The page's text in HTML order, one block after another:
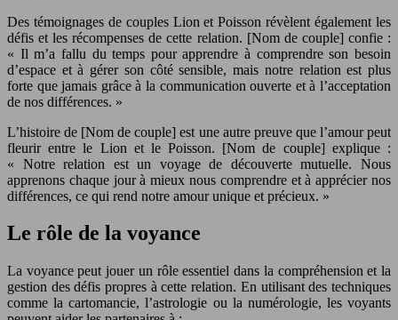
Des témoignages de couples Lion et Poisson révèlent également les
défis et les récompenses de cette relation. [Nom de couple] confie :
« Il m’a fallu du temps pour apprendre à comprendre son besoin
d’espace et à gérer son côté sensible, mais notre relation est plus
forte que jamais grâce à la communication ouverte et à l’acceptation
de nos différences. »
L’histoire de [Nom de couple] est une autre preuve que l’amour peut
fleurir entre le Lion et le Poisson. [Nom de couple] explique :
« Notre relation est un voyage de découverte mutuelle. Nous
apprenons chaque jour à mieux nous comprendre et à apprécier nos
différences, ce qui rend notre amour unique et précieux. »
Le rôle de la voyance
La voyance peut jouer un rôle essentiel dans la compréhension et la
gestion des défis propres à cette relation. En utilisant des techniques
comme la cartomancie, l’astrologie ou la numérologie, les voyants